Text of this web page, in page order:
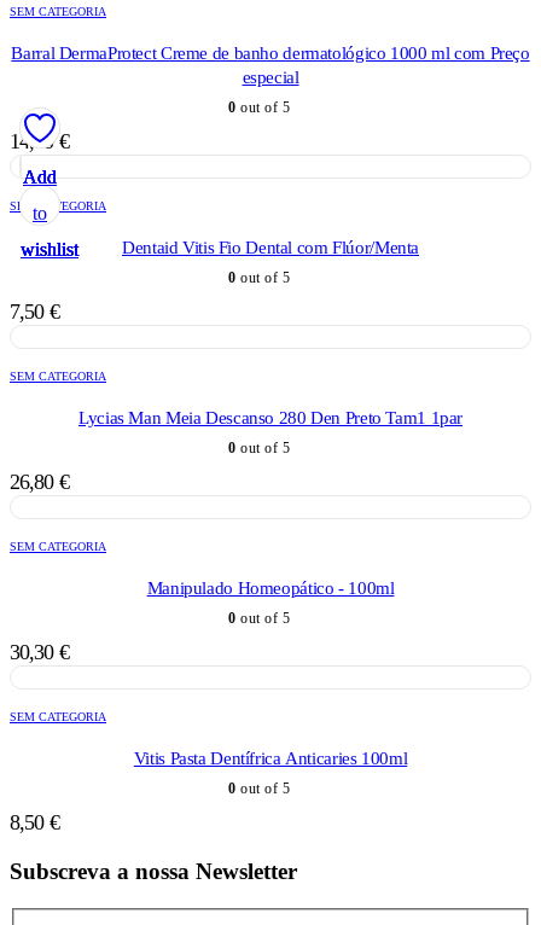
Add
to
wishlist
SEM CATEGORIA
Barral DermaProtect Creme de banho dermatológico 1000 ml com Preço
especial
0 out of 5
14,90€
Add
to
wishlist
SEM CATEGORIA
Dentaid Vitis Fio Dental com Flúor/Menta
0 out of 5
7,50 €
Add
to
wishlist
SEM CATEGORIA
Lycias Man Meia Descanso 280 Den Preto Tam1 1par
0 out of 5
26,80 €
Add
to
wishlist
SEM CATEGORIA
Manipulado Homeopático - 100ml
0 out of 5
30,30 €
Add
to
wishlist
SEM CATEGORIA
Vitis Pasta Dentífrica Anticaries 100ml
0 out of 5
8,50 €
Subscreva a nossa Newsletter